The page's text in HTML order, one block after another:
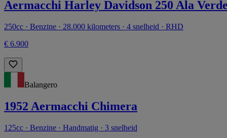
Aermacchi Harley Davidson 250 Ala
250cc · Benzine · 28.000 kilometers · 4 snelheid · RHD
€ 6.900
Balangero
1952 Aermacchi Chimera
125cc · Benzine · Handmatig · 3 snelheid